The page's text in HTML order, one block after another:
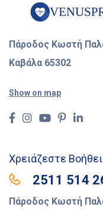
Πάροδος Κωστή
Καβάλα 65302
Show on map
Χρειάζεστε
2511 514
Πάροδος Κωστή